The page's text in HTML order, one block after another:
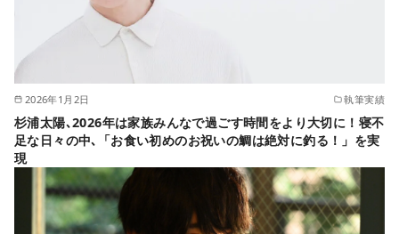
2026年1月2日 執筆実績
杉浦太陽､2026年は家族みんなで過ごす時間をより大切に！寝不
足な日々の中､「お食い初めのお祝いの鯛は絶対に釣る！」を実
現